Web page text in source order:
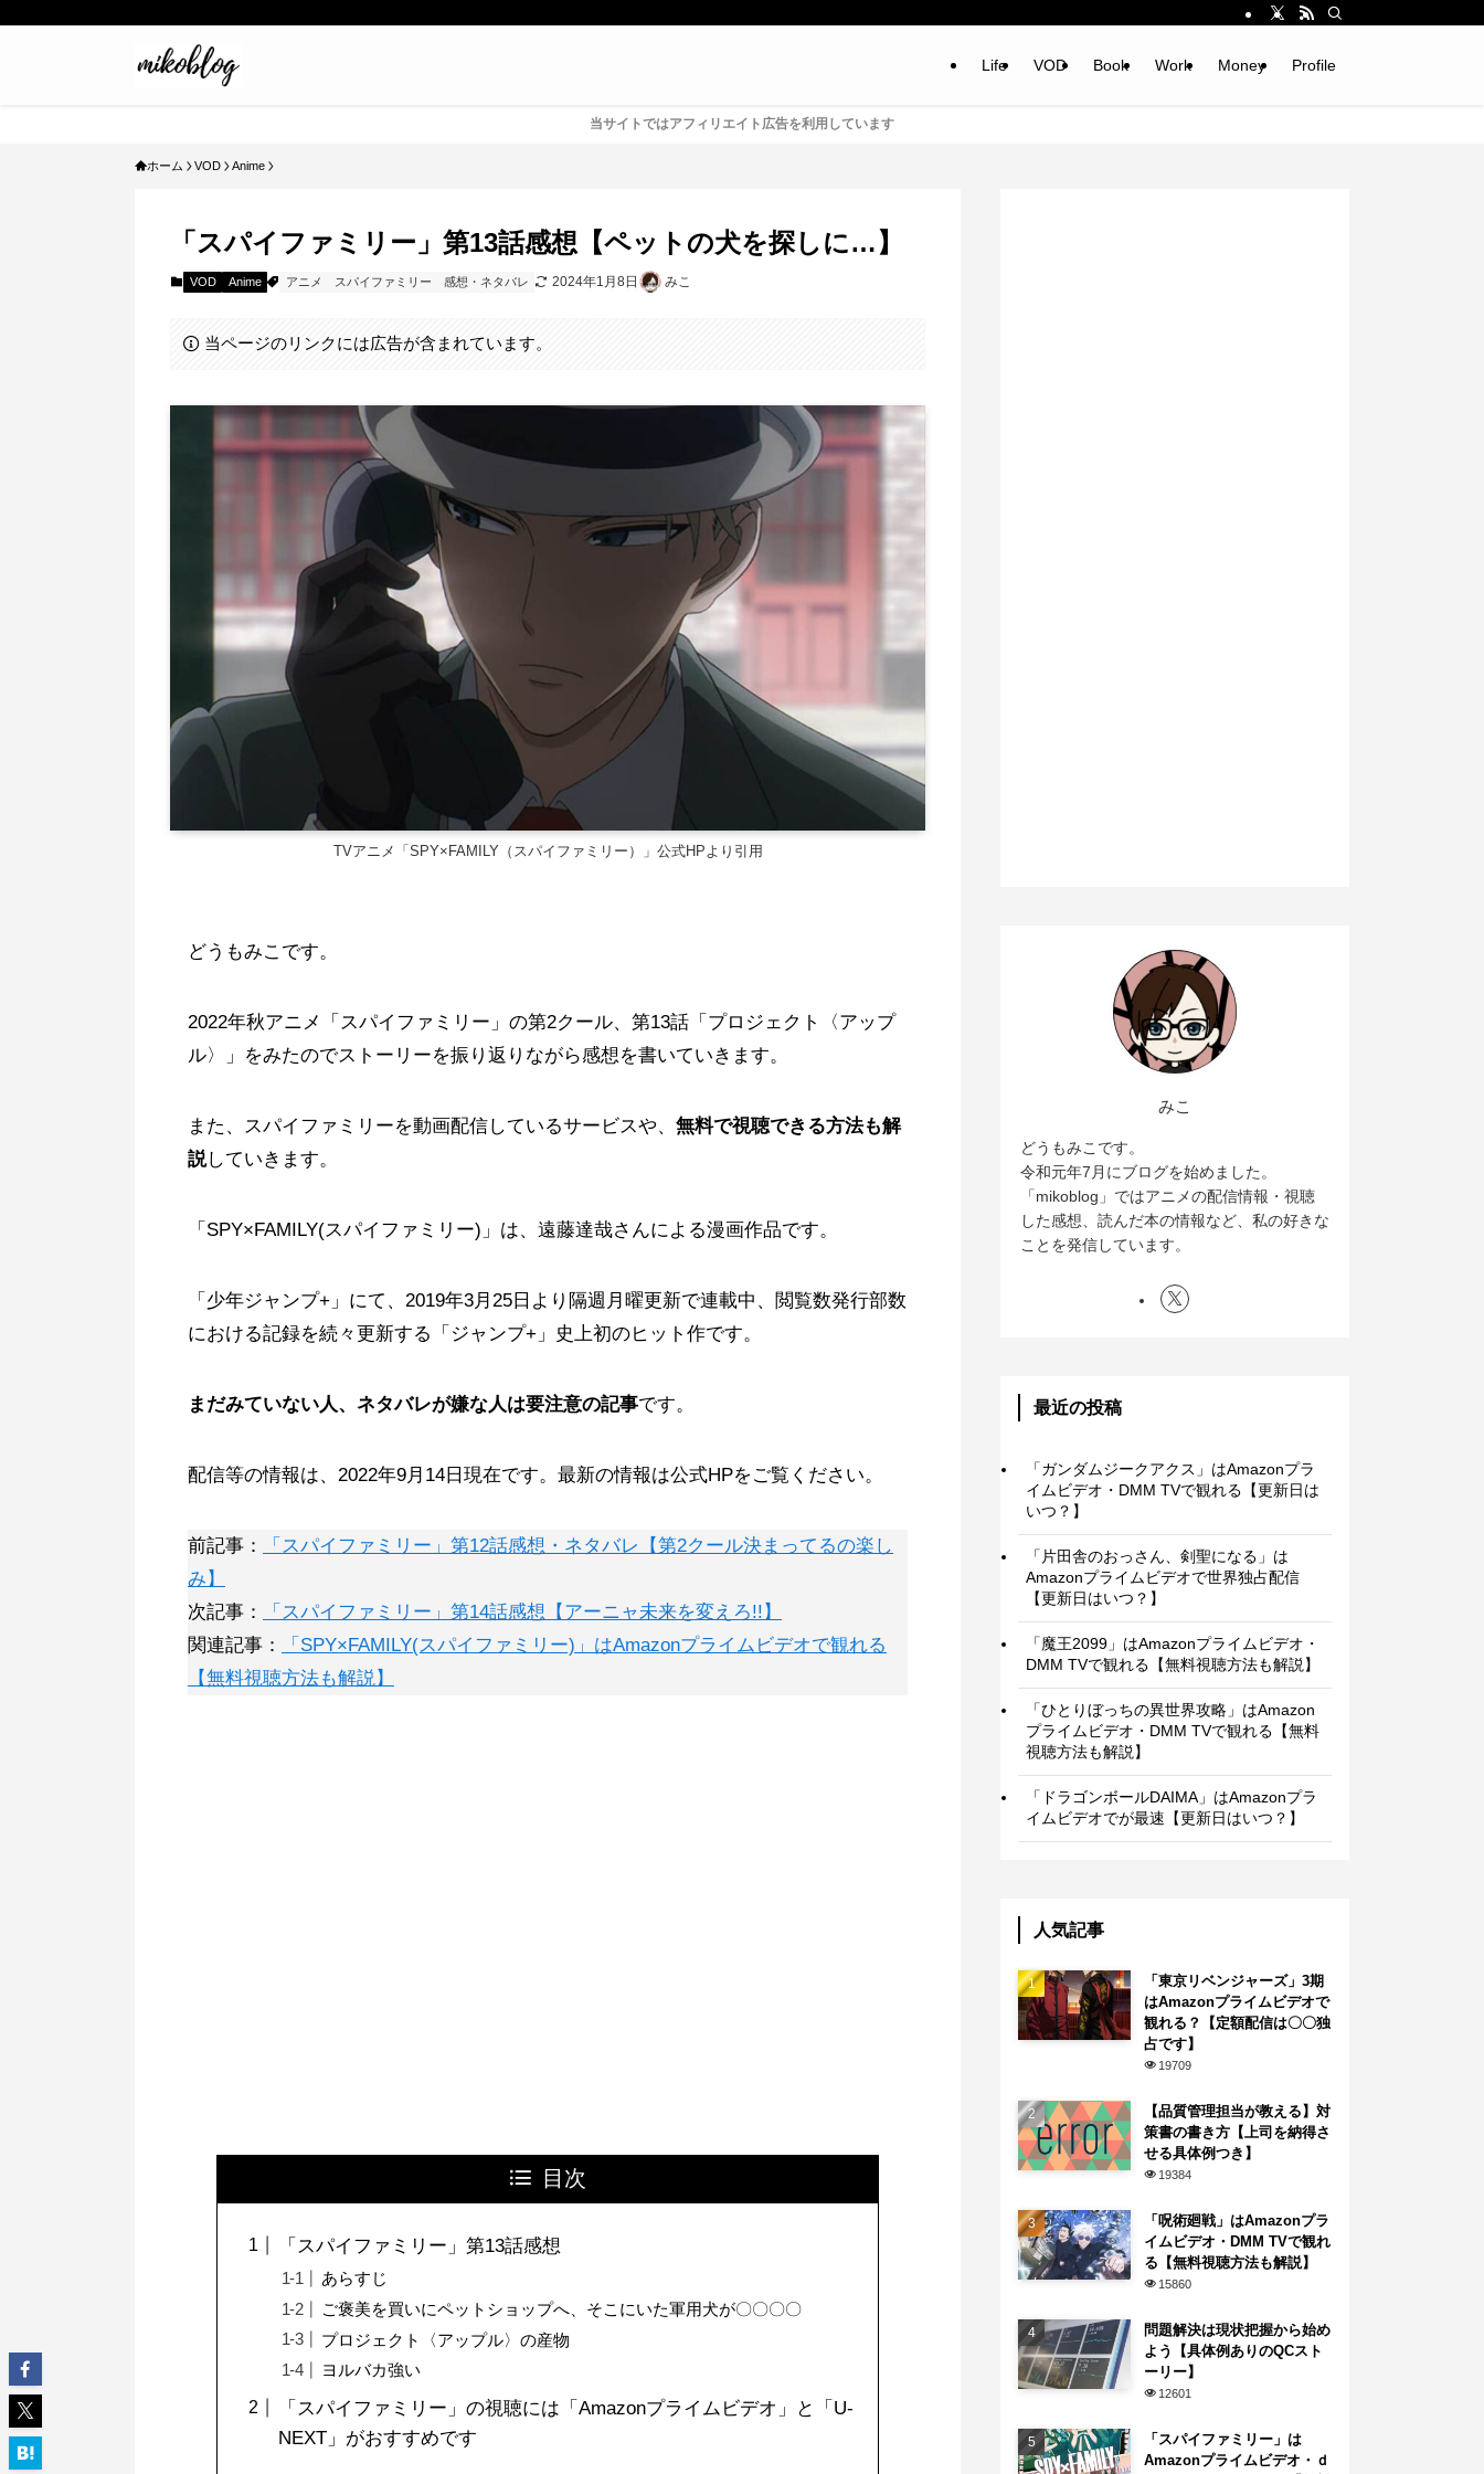
Life VOD Book Work Money Profile
当サイトではアフィリエイト広告を利用しています
ホーム VOD Anime
「スパイファミリー」第13話感想【ペットの犬を探しに…】
VOD Anime アニメ スパイファミリー 感想・ネタバレ 2024年1月8日 みこ
当ページのリンクには広告が含まれています。
TVアニメ「SPY×FAMILY（スパイファミリー）」公式HPより引用
どうもみこです。
2022年秋アニメ「スパイファミリー」の第2クール、第13話「プロジェクト〈アップ
ル〉」をみたのでストーリーを振り返りながら感想を書いていきます。
また、スパイファミリーを動画配信しているサービスや、 無料で視聴できる方法も解
説していきます。
「SPY×FAMILY(スパイファミリー)」は、遠藤達哉さんによる漫画作品です。
「少年ジャンプ+」にて、2019年3月25日より隔週月曜更新で連載中、閲覧数発行部数
における記録を続々更新する「ジャンプ+」史上初のヒット作です。
まだみていない人、ネタバレが嫌な人は要注意の記事です。
配信等の情報は、2022年9月14日現在です。最新の情報は公式HPをご覧ください。
前記事：
「スパイファミリー」第12話感想・ネタバレ【第2クール決まってるの楽し
み】
次記事：
「スパイファミリー」第14話感想【アーニャ未来を変えろ!!】
関連記事：
「SPY×FAMILY(スパイファミリー)」はAmazonプライムビデオで観れる
【無料視聴方法も解説】
目次
「スパイファミリー」第13話感想
あらすじ
ご褒美を買いにペットショップへ、そこにいた軍用犬が〇〇〇〇
プロジェクト〈アップル〉の産物
ヨルバカ強い
「スパイファミリー」の視聴には「Amazonプライムビデオ」と「U-
NEXT」がおすすめです
みこ
どうもみこです。
令和元年7月にブログを始めました。
「mikoblog」ではアニメの配信情報・視聴
した感想、読んだ本の情報など、私の好きな
ことを発信しています。
最近の投稿
「ガンダムジークアクス」はAmazonプラ
イムビデオ・DMM TVで観れる【更新日は
いつ？】
「片田舎のおっさん、剣聖になる」は
Amazonプライムビデオで世界独占配信
【更新日はいつ？】
「魔王2099」はAmazonプライムビデオ・
DMM TVで観れる【無料視聴方法も解説】
「ひとりぼっちの異世界攻略」はAmazon
プライムビデオ・DMM TVで観れる【無料
視聴方法も解説】
「ドラゴンボールDAIMA」はAmazonプラ
イムビデオでが最速【更新日はいつ？】
人気記事
「東京リベンジャーズ」3期
はAmazonプライムビデオで
観れる？【定額配信は〇〇独
占です】
19709
【品質管理担当が教える】対
策書の書き方【上司を納得さ
せる具体例つき】
19384
「呪術廻戦」はAmazonプラ
イムビデオ・DMM TVで観れ
る【無料視聴方法も解説】
15860
問題解決は現状把握から始め
よう【具体例ありのQCスト
ーリー】
12601
「スパイファミリー」は
Amazonプライムビデオ・ｄ